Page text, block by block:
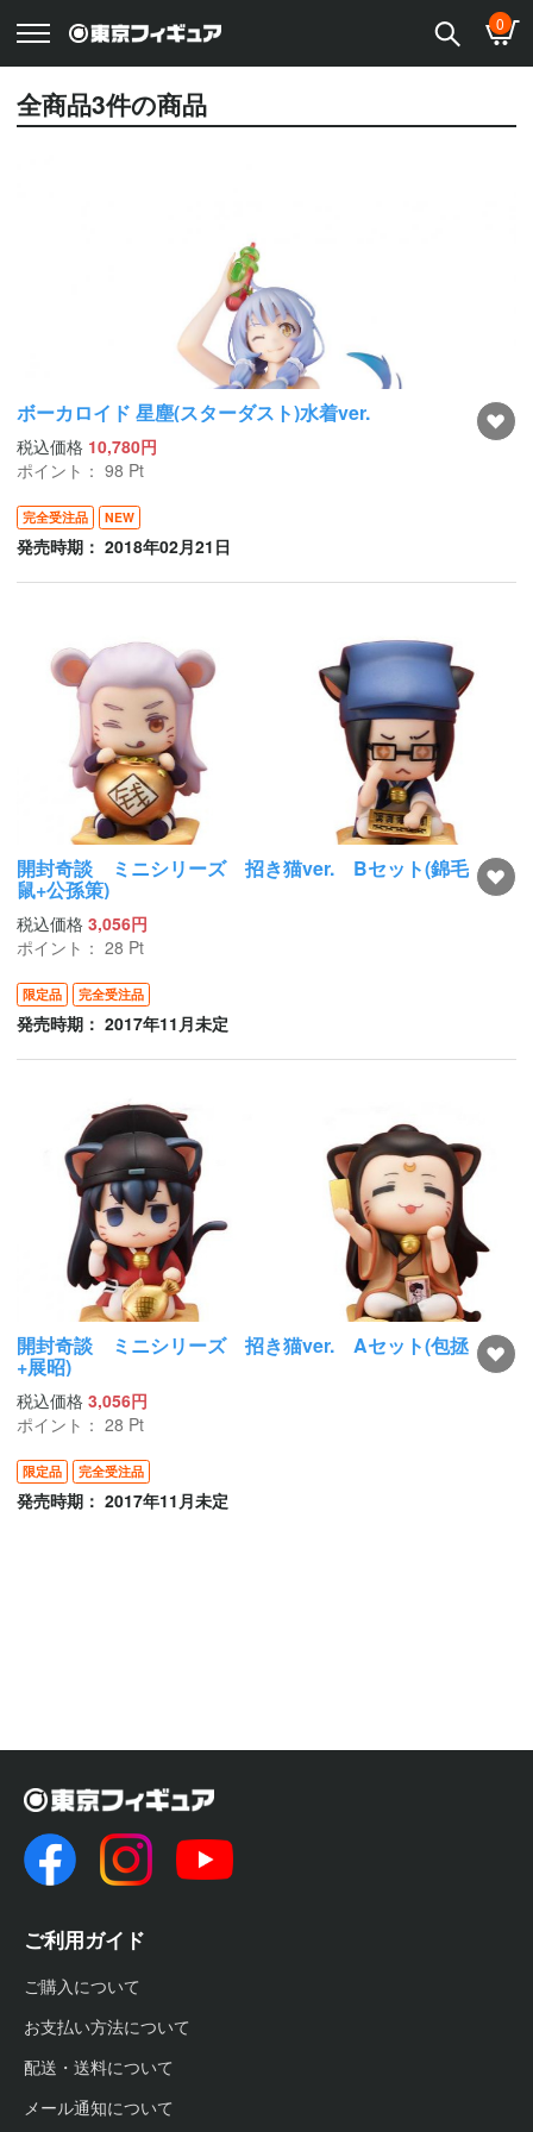
0
全商品3件の商品
ボーカロイド 星塵(スターダスト)水着ver.
税込価格 10,780円
ポイント： 98 Pt
完全受注品 NEW
発売時期： 2018年02月21日
開封奇談 ミニシリーズ 招き猫ver. Bセット(錦毛
鼠+公孫策)
税込価格 3,056円
ポイント： 28 Pt
限定品 完全受注品
発売時期： 2017年11月未定
開封奇談 ミニシリーズ 招き猫ver. Aセット(包拯
+展昭)
税込価格 3,056円
ポイント： 28 Pt
限定品 完全受注品
発売時期： 2017年11月未定
ご利用ガイド
ご購入について
お支払い方法について
配送・送料について
メール通知について